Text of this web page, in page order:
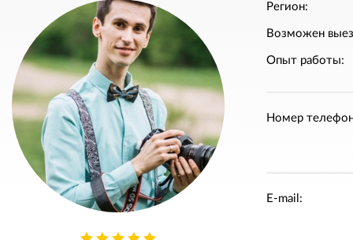
Регион:
Возможен
Опыт работы:
Номер
E-mail: